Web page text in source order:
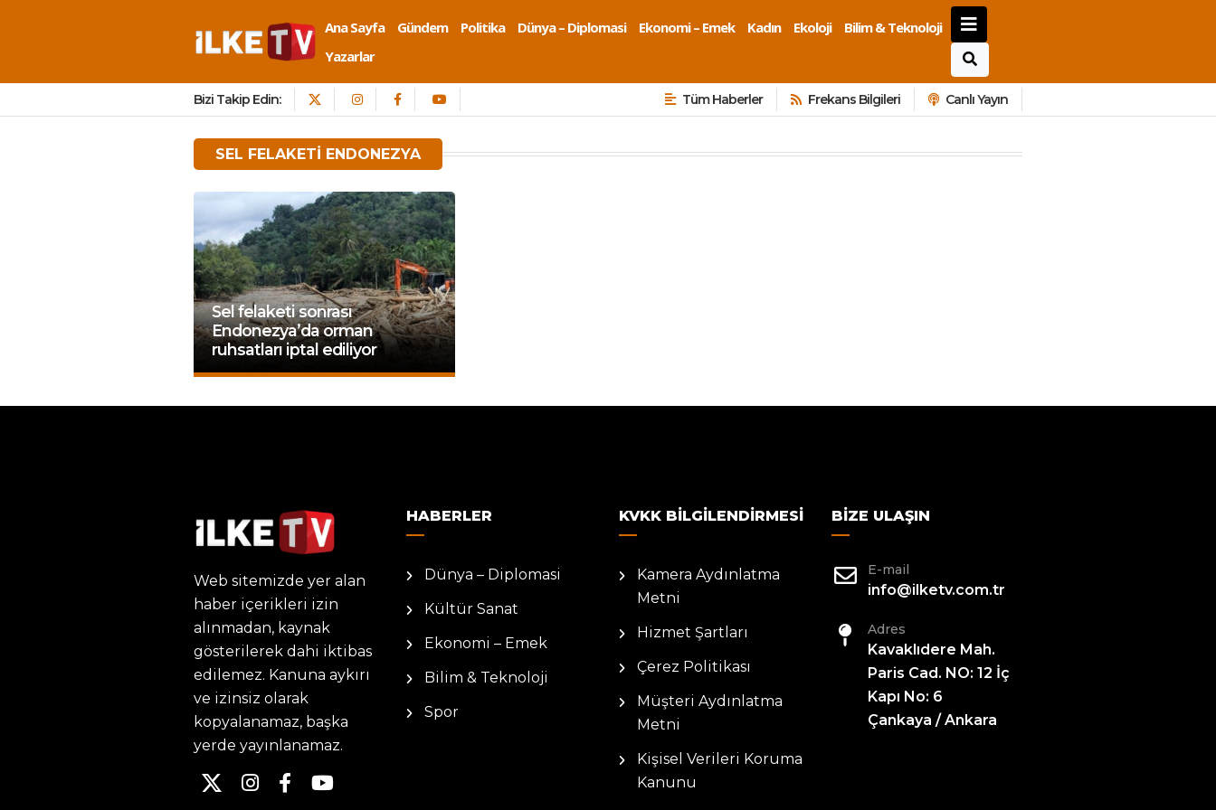
Ana Sayfa Gündem Politika Dünya – Diplomasi Ekonomi – Emek Kadın Ekoloji
Bilim & Teknoloji
Yazarlar
Bizi Takip Edin: Tüm Haberler Frekans Bilgileri Canlı Yayın
SEL FELAKETI ENDONEZYA
Sel felaketi sonrası
Endonezya’da orman
ruhsatları iptal ediliyor
Web sitemizde yer alan
haber içerikleri izin
alınmadan, kaynak
gösterilerek dahi iktibas
edilemez. Kanuna aykırı
ve izinsiz olarak
kopyalanamaz, başka
yerde yayınlanamaz.
HABERLER
Dünya – Diplomasi
Kültür Sanat
Ekonomi – Emek
Bilim & Teknoloji
Spor
KVKK BILGILENDIRMESI
Kamera Aydınlatma
Metni
Hizmet Şartları
Çerez Politikası
Müşteri Aydınlatma
Metni
Kişisel Verileri Koruma
Kanunu
BIZE ULAŞIN
E-mail
info@ilketv.com.tr
Adres
Kavaklıdere Mah.
Paris Cad. NO: 12 İç
Kapı No: 6
Çankaya / Ankara